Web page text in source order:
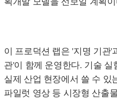
이 프로덕션 랩은 '지명 기관'
관'이 함께 운영한다. 기술
실제 산업 현장에서 쓸 수 있
파일럿 영상 등 시장형 산출